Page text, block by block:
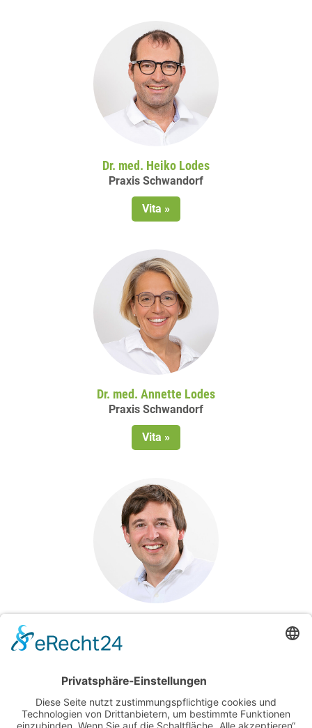
Dr. med. Heiko Lodes
Praxis Schwandorf
Vita »
Dr. med. Annette Lodes
Praxis Schwandorf
Vita »
Praxis Regensburg